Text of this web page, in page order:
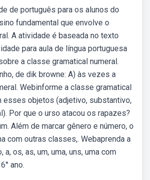
de português para os alunos do
fundamental que envolve o
A atividade é baseada no texto
para aula de língua portuguesa
a classe gramatical numeral.
de dik browne: A) às vezes a
Webinforme a classe gramatical
esses objetos (adjetivo, substantivo,
Por que o urso atacou os rapazes?
Além de marcar gênero e número, o
com outras classes,. Webaprenda a
a, os, as, um, uma, uns, uma com
ano.